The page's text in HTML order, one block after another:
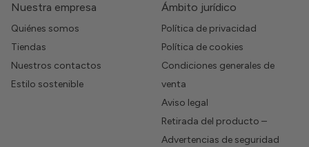
Nuestra empresa
Quiénes somos
Tiendas
Nuestros contactos
Estilo sostenible
Ámbito jurídico
Política de privacidad
Política de cookies
Condiciones generales de
venta
Aviso legal
Retirada del producto –
Advertencias de seguridad